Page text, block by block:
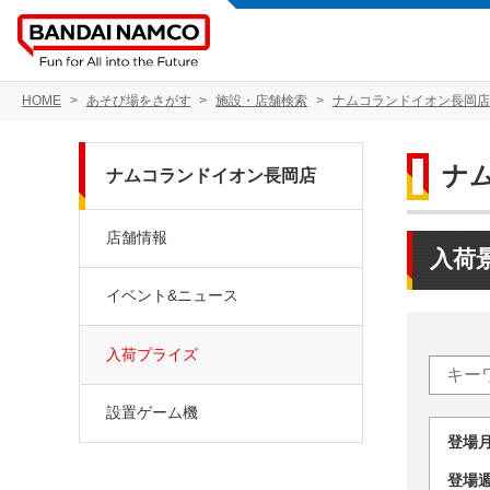
HOME あそび場をさがす 施設・店舗検索 ナムコランドイオン長岡店
ナ
入荷
登
登
ナムコランドイオン長岡店
店舗情報
イベント&ニュース
入荷プライズ
設置ゲーム機